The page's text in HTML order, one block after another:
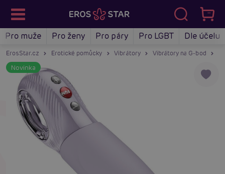
Pro muže Pro ženy Pro páry Pro LGBT Dle účelu
ErosStar.cz Erotické pomůcky Vibrátory Vibrátory na G-bod
Novinka